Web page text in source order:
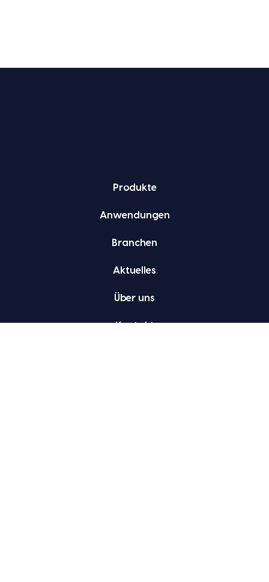
Pro­duk­te
Anwen­dun­gen
Bran­chen
Aktu­el­les
Über uns
Kon­takt